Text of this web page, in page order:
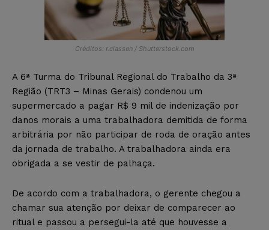
Créditos: r.classen / Shutterstock.com
A 6ª Turma do Tribunal Regional do Trabalho da 3ª
Região (TRT3 – Minas Gerais) condenou um
supermercado a pagar R$ 9 mil de indenização por
danos morais a uma trabalhadora demitida de forma
arbitrária por não participar de roda de oração antes
da jornada de trabalho. A trabalhadora ainda era
obrigada a se vestir de palhaça.
De acordo com a trabalhadora, o gerente chegou a
chamar sua atenção por deixar de comparecer ao
ritual e passou a persegui-la até que houvesse a